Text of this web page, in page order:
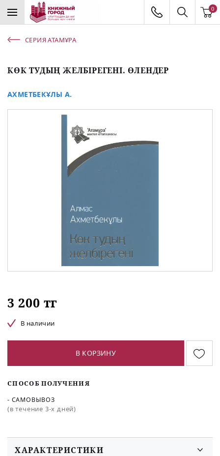
0
СЕРИЯ АТАМҰРА
КӨК ТУДЫҢ ЖЕЛБІРЕГЕНІ. ӨЛЕНДЕР
АХМЕТБЕКҰЛЫ А.
3 200 тг
В наличии
В КОРЗИНУ
СПОСОБ ПОЛУЧЕНИЯ
- САМОВЫВОЗ
(в течение 3-х дней)
ХАРАКТЕРИСТИКИ